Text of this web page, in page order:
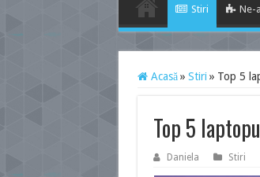
Stiri Ne-
Acasă » Stiri » Top 5
Top 5
Daniela Stiri